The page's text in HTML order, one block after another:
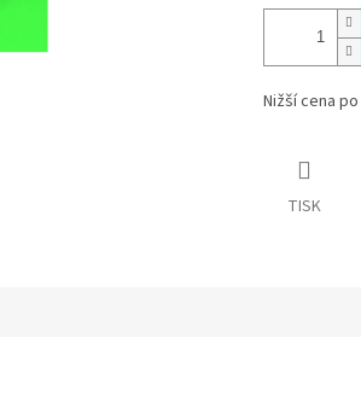
Nižší cena po
TISK